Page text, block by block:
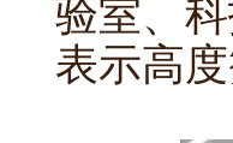
验室、
表示高